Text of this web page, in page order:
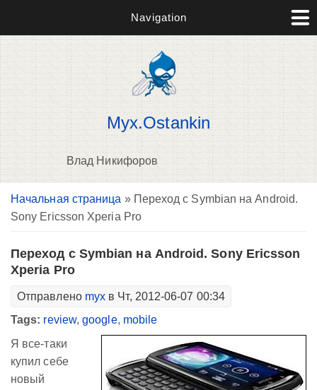
Navigation
Myx.Ostankin
Влад Никифоров
Вы здесь
Начальная страница » Переход с Symbian на Android.
Sony Ericsson Xperia Pro
Переход с Symbian на Android. Sony Ericsson
Xperia Pro
Отправлено myx в Чт, 2012-06-07 00:34
Tags: review,google, mobile
Я все-таки
купил себе
новый